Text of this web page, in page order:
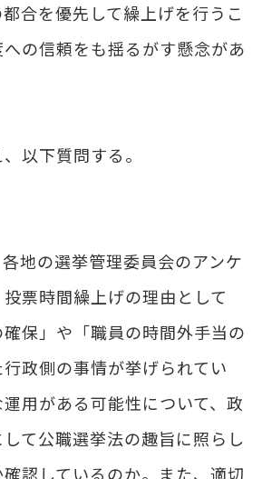
合を優先して繰上げを行うこ
の信頼をも揺るがす懸念があ
以下質問する。
地の選挙管理委員会のアンケ
票時間繰上げの理由として
確保」や「職員の時間外手当の
政側の事情が挙げられてい
用がある可能性について、政
て公職選挙法の趣旨に照らし
認しているのか。また、適切